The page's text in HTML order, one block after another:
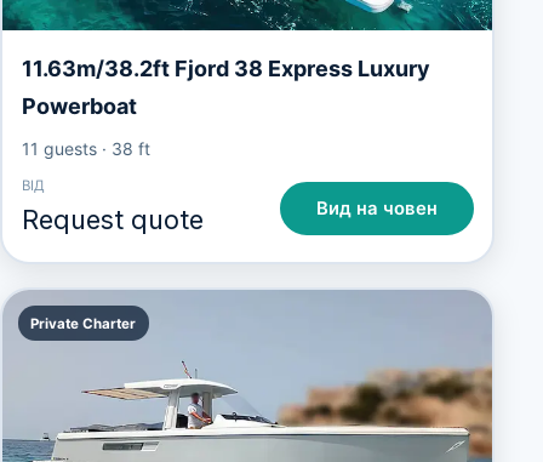
11.63m/38.2ft Fjord 38 Express Luxury
Powerboat
11 guests· 38 ft
ВІД
Request quote Вид на човен
Private Charter